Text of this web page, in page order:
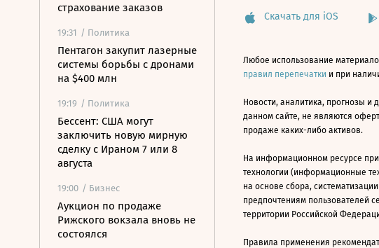
страхование заказов
19:31 / Политика
Пентагон закупит лазерные
системы борьбы с дронами
на $400 млн
19:19 / Политика
Бессент: США могут
заключить новую мирную
сделку с Ираном 7 или 8
августа
19:00 / Бизнес
Аукцион по продаже
Рижского вокзала вновь не
состоялся
Скачать для iOS
Любое использование
правил перепечатки и при
Новости, аналитика, прогнозы и
данном сайте, не являются
продаже каких-либо активов.
На информационном ресурсе
технологии (информационные
на основе сбора,
предпочтениям пользователей
территории Российской
Правила применения